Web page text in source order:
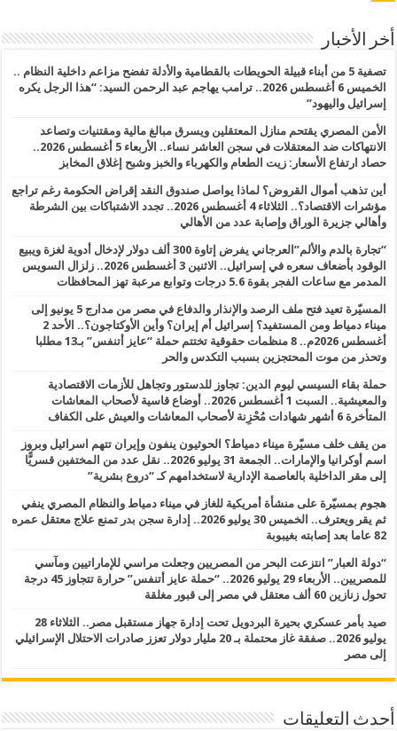
أخر الأخبار
تصفية 5 من أبناء قبيلة الحويطات بالقطامية والأدلة تفضح مزاعم داخلية النظام ..
الخميس 6 أغسطس 2026.. ترامب يهاجم عبد الرحمن السيد: “هذا الرجل يكره
إسرائيل واليهود”
الأمن المصري يقتحم منازل المعتقلين ويسرق مبالغ مالية ومقتنيات وتصاعد
الانتهاكات ضد المعتقلات في سجن العاشر نساء.. الأربعاء 5 أغسطس 2026..
حصاد ارتفاع الأسعار: زيت الطعام والكهرباء والخبز وشبح إغلاق المخابز
أين تذهب أموال القروض؟ لماذا يواصل صندوق النقد إقراض الحكومة رغم تراجع
مؤشرات الاقتصاد؟.. الثلاثاء 4 أغسطس 2026.. تجدد الاشتباكات بين الشرطة
وأهالي جزيرة الوراق وإصابة عدد من الأهالي
“تجارة بالدم والألم”العرجاني يفرض إتاوة 300 ألف دولار لإدخال أدوية لغزة ويبيع
الوقود بأضعاف سعره في إسرائيل.. الاثنين 3 أغسطس 2026.. زلزال السويس
المدمر مع ساعات الفجر بقوة 5.6 درجات وتوابع مرعبة تهز المحافظات
المسيّرة تعيد فتح ملف الرصد والإنذار والدفاع في مصر من مدارج 5 يونيو إلى
ميناء دمياط ومن المستفيد؟ إسرائيل أم إيران؟ وأين الأوكتاجون؟.. الأحد 2
أغسطس 2026م.. 8 منظمات حقوقية تختتم حملة “عايز أتنفس” بـ13 مطلبا
وتحذر من موت المحتجزين بسبب التكدس والحر
حملة بقاء السيسي ليوم الدين: تجاوز للدستور وتجاهل للأزمات الاقتصادية
والمعيشية.. السبت 1 أغسطس 2026.. أوضاع قاسية لأصحاب المعاشات
المتأخرة 6 أشهر شهادات مُحْزِنة لأصحاب المعاشات والعيش على الكفاف
من يقف خلف مسيّرة ميناء دمياط؟ الحوثيون ينفون وإيران تتهم اسرائيل وبروز
اسم أوكرانيا والإمارات.. الجمعة 31 يوليو 2026.. نقل عدد من المختفين قسريًّا
إلى مقر الداخلية بالعاصمة الإدارية لاستخدامهم كـ “دروع بشرية”
هجوم بمسيّرة على منشأة أمريكية للغاز في ميناء دمياط والنظام المصري ينفي
ثم يقر ويعترف.. الخميس 30 يوليو 2026.. إدارة سجن بدر تمنع علاج معتقل عمره
82 عاما بعد إصابته بغيبوبة
“دولة العبار” انتزعت البحر من المصريين وجعلت مراسي للإماراتيين ومآسي
للمصريين.. الأربعاء 29 يوليو 2026.. “حملة عايز أتنفس” حرارة تتجاوز 45 درجة
تحول زنازين 60 ألف معتقل في مصر إلى قبور مغلقة
صيد بأمر عسكري بحيرة البردويل تحت إدارة جهاز مستقبل مصر.. الثلاثاء 28
يوليو 2026.. صفقة غاز محتملة بـ 20 مليار دولار تعزز صادرات الاحتلال الإسرائيلي
إلى مصر
أحدث التعليقات